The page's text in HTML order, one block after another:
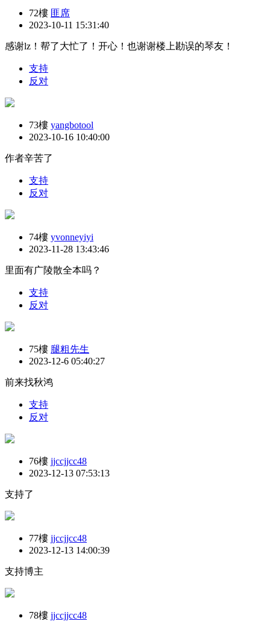
72樓 匪席
2023-10-11 15:31:40
感谢lz！帮了大忙了！开心！也谢谢楼上勘误的琴友！
支持
反对
73樓 yangbotool
2023-10-16 10:40:00
作者辛苦了
支持
反对
74樓 yvonneyiyi
2023-11-28 13:43:46
里面有广陵散全本吗？
支持
反对
75樓 腿粗先生
2023-12-6 05:40:27
前来找秋鸿
支持
反对
76樓 jjccjjcc48
2023-12-13 07:53:13
支持了
77樓 jjccjjcc48
2023-12-13 14:00:39
支持博主
78樓 jjccjjcc48